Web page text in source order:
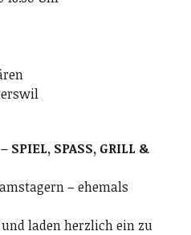
SPIEL, SPASS, GRILL &
– ehemals
laden herzlich ein zu